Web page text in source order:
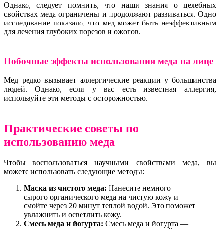
Однако, следует помнить, что наши знания о целебных
свойствах меда ограничены и продолжают развиваться. Одно
исследование показало, что мед может быть неэффективным
для лечения глубоких порезов и ожогов.
Побочные эффекты использования меда на лице
Мед редко вызывает аллергические реакции у большинства
людей. Однако, если у вас есть известная аллергия,
используйте эти методы с осторожностью.
Практические советы по
использованию меда
Чтобы воспользоваться научными свойствами меда, вы
можете использовать следующие методы:
Маска из чистого меда: Нанесите немного
сырого органического меда на чистую кожу и
смойте через 20 минут теплой водой. Это поможет
увлажнить и осветлить кожу.
Смесь меда и йогурта: Смесь меда и йогурта —